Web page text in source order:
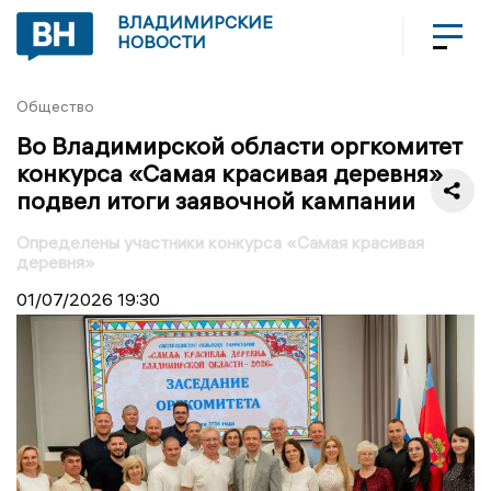
ВЛАДИМИРСКИЕ
НОВОСТИ
Общество
Во Владимирской области оргкомитет
конкурса «Самая красивая деревня»
подвел итоги заявочной кампании
Определены участники конкурса «Самая красивая
деревня»
01/07/2026 19:30